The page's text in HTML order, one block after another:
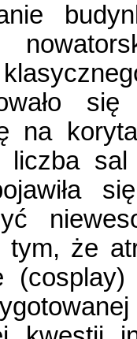
na
liczba
tym, że